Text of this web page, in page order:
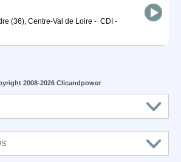
(36), Centre-Val de Loire - CDI -
2008-2026 Clicandpower